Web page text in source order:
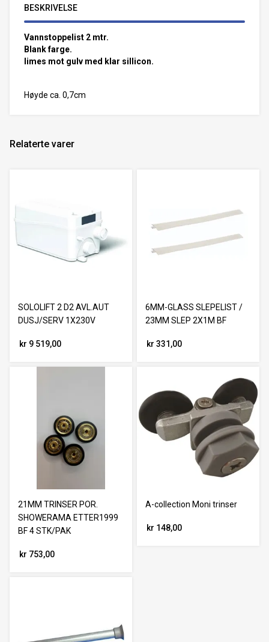
BESKRIVELSE
Vannstoppelist 2 mtr.
Blank farge.
limes mot gulv med klar sillicon.
Høyde ca. 0,7cm
Relaterte varer
SOLOLIFT 2 D2 AVL.AUT
DUSJ/SERV 1X230V
kr 9 519,00
6MM-GLASS SLEPELIST /
23MM SLEP 2X1M BF
kr 331,00
21MM TRINSER POR.
SHOWERAMA ETTER1999
BF 4 STK/PAK
kr 753,00
A-collection Moni trinser
kr 148,00